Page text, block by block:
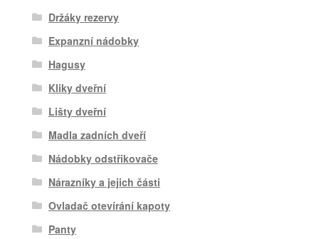
Držáky rezervy
Expanzní nádobky
Hagusy
Kliky dveřní
Lišty dveřní
Madla zadních dveří
Nádobky odstřikovače
Nárazníky a jejich části
Ovladač otevírání kapoty
Panty